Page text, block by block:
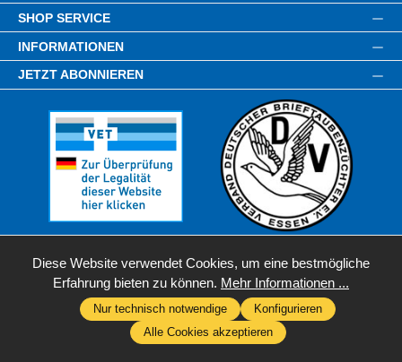
SHOP SERVICE
INFORMATIONEN
JETZT ABONNIEREN
* Alle Preise inkl. gesetzl. Mehrwertsteuer zzgl.Versandkosten
wenn nicht anders angegeben.
Diese Website verwendet Cookies, um eine bestmögliche
Erfahrung bieten zu können. Mehr Informationen ...
Nur technisch notwendige
Konfigurieren
Alle Cookies akzeptieren